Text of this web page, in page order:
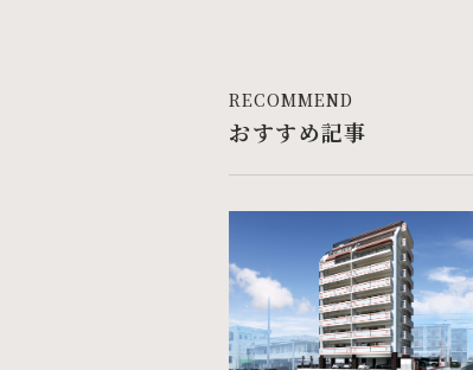
RECOMMEND
おすすめ記事